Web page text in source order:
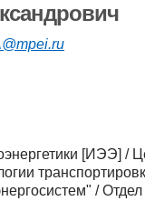
[ИЭЭ] /
/